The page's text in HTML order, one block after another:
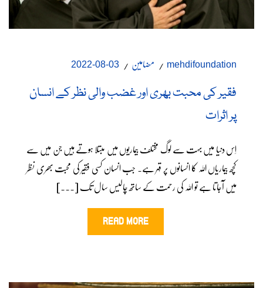
mehdifoundation مضامین 03-08-2022
فقیر کی محبت بھری اور غضب والی نظر کے انسان
پر اثرات
اِس دنیا میں بہت سے لوگ مختلف بیماریوں میں مبتلا ہوتے ہیں جن میں سے
کچھ بیماریاں اللہ کا انسانوں پر قہر ہے۔ جب انسان کسی فقیر کی محبت بھری نظر
میں آجاتا ہے تو اللہ کی رحمت کے ساتھ چالیس سال تک [...]
READ MORE